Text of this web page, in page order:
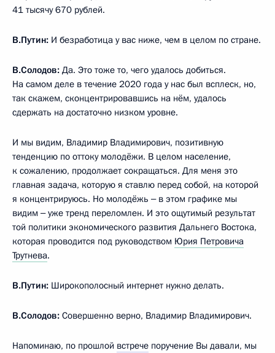
41 тысячу 670 рублей.
В.Путин: И безработица у вас ниже, чем в целом по стране.
В.Солодов: Да. Это тоже то, чего удалось добиться.
На самом деле в течение 2020 года у нас был всплеск, но,
так скажем, сконцентрировавшись на нём, удалось
сдержать на достаточно низком уровне.
И мы видим, Владимир Владимирович, позитивную
тенденцию по оттоку молодёжи. В целом население,
к сожалению, продолжает сокращаться. Для меня это
главная задача, которую я ставлю перед собой, на которой
я концентрируюсь. Но молодёжь ‒ в этом графике мы
видим ‒ уже тренд переломлен. И это ощутимый результат
той политики экономического развития Дальнего Востока,
которая проводится под руководством Юрия Петровича
Трутнева.
В.Путин: Широкополосный интернет нужно делать.
В.Солодов: Совершенно верно, Владимир Владимирович.
Напоминаю, по прошлой встрече поручение Вы давали, мы